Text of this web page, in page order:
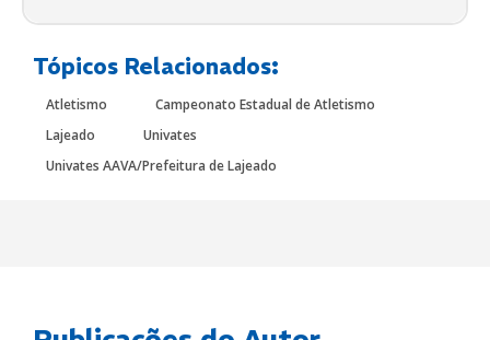
Tópicos Relacionados:
Atletismo
Campeonato Estadual de Atletismo
Lajeado
Univates
Univates AAVA/Prefeitura de Lajeado